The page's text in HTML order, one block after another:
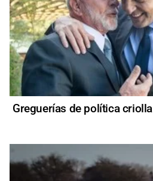
Greguerías de política criolla